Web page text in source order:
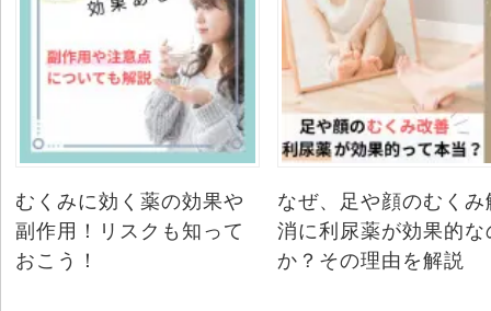
むくみに効く薬の効果や
副作用！リスクも知って
おこう！
なぜ、足や顔のむくみ
消に利尿薬が効果的な
か？その理由を解説